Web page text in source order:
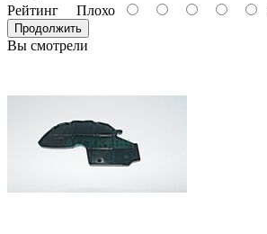
Рейтинг Плохо
Продолжить
Вы смотрели